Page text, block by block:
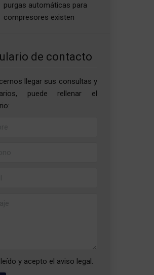
purgas automáticas para
compresores existen
de contacto
llegar sus consultas y
puede rellenar el
y acepto el aviso legal.